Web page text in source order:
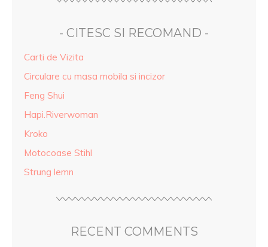
- CITESC SI RECOMAND -
Carti de Vizita
Circulare cu masa mobila si incizor
Feng Shui
Hapi.Riverwoman
Kroko
Motocoase Stihl
Strung lemn
RECENT COMMENTS